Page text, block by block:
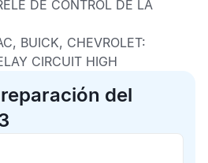
DE CONTROL DE LA
BUICK, CHEVROLET:
CIRCUIT HIGH
del